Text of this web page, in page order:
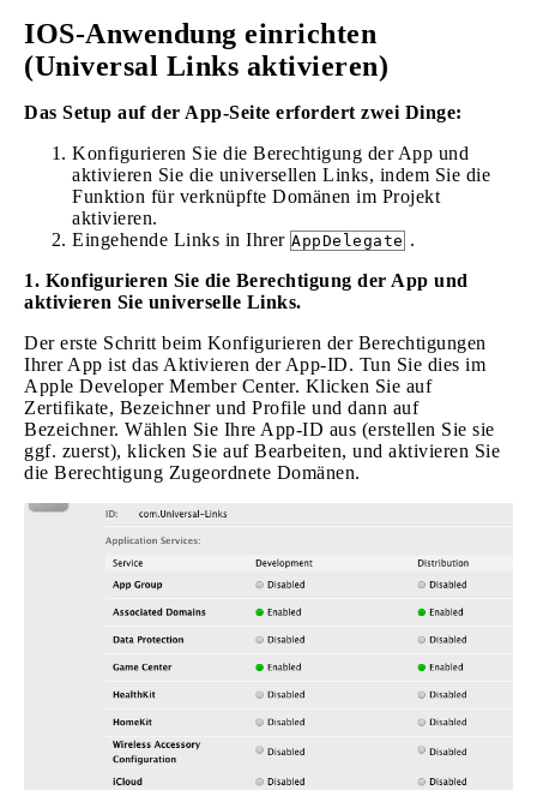
IOS-Anwendung einrichten
(Universal Links aktivieren)
Das Setup auf der App-Seite erfordert zwei Dinge:
Konfigurieren Sie die Berechtigung der App und
aktivieren Sie die universellen Links, indem Sie die
Funktion für verknüpfte Domänen im Projekt
aktivieren.
Eingehende Links in Ihrer AppDelegate .
1. Konfigurieren Sie die Berechtigung der App und
aktivieren Sie universelle Links.
Der erste Schritt beim Konfigurieren der Berechtigungen
Ihrer App ist das Aktivieren der App-ID. Tun Sie dies im
Apple Developer Member Center. Klicken Sie auf
Zertifikate, Bezeichner und Profile und dann auf
Bezeichner. Wählen Sie Ihre App-ID aus (erstellen Sie sie
ggf. zuerst), klicken Sie auf Bearbeiten, und aktivieren Sie
die Berechtigung Zugeordnete Domänen.